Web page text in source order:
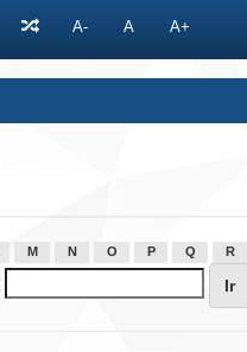
A- A A+
M N O P Q R